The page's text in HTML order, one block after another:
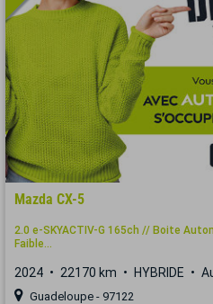
Mazda CX-5
2.0 e-SKYACTIV-G 165ch // Boite
Faible...
2024 22170 km HYBRIDE
Guadeloupe - 97122